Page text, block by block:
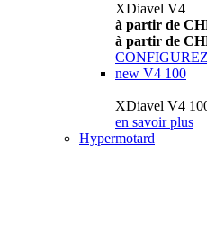
XDiavel V4
à partir de
à partir de
new V4 100
XDiavel V4
en savoir plus
Hypermotard